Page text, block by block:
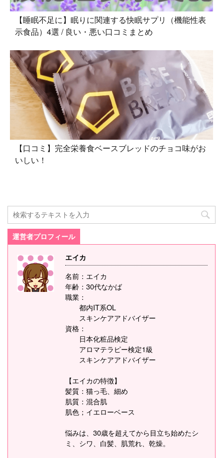
【睡眠不足に】眠りに関連する快眠サプリ（機能性表
示食品）4選 / 良い・悪い口コミまとめ
【口コミ】完全栄養食ベースブレッドのチョコ味がお
いしい！
運営者プロフィール
エイカ
名前：エイカ
年齢：30代なかば
職業：
都内IT系OL
スキンケアアドバイザー
資格：
日本化粧品検定
アロマテラピー検定1級
スキンケアアドバイザー
【エイカの特徴】
髪質：猫っ毛、細め
肌質：混合肌
肌色；イエローベース
悩みは、30歳を超えてから目立ち始めたシ
ミ、シワ、白髪、肌荒れ、乾燥。